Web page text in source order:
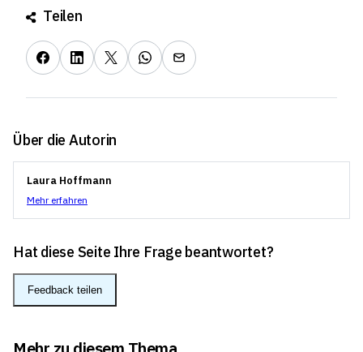
Teilen
Über die Autorin
Laura Hoffmann
Mehr erfahren
Hat diese Seite Ihre Frage beantwortet?
Feedback teilen